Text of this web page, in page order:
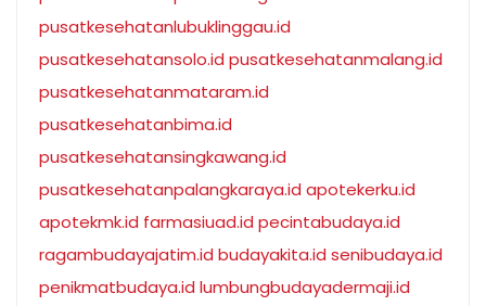
pusatkesehatanlubuklinggau.id
pusatkesehatansolo.id pusatkesehatanmalang.id
pusatkesehatanmataram.id
pusatkesehatanbima.id
pusatkesehatansingkawang.id
pusatkesehatanpalangkaraya.id apotekerku.id
apotekmk.id farmasiuad.id pecintabudaya.id
ragambudayajatim.id budayakita.id senibudaya.id
penikmatbudaya.id lumbungbudayadermaji.id